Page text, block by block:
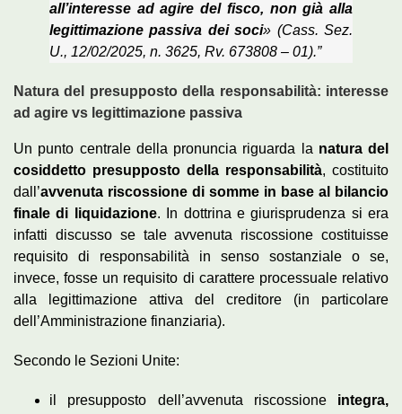
all’interesse ad agire del fisco, non già alla
legittimazione passiva dei soci» (Cass. Sez.
U., 12/02/2025, n. 3625, Rv. 673808 – 01).”
Natura del presupposto della responsabilità: interesse
ad agire vs legittimazione passiva
Un punto centrale della pronuncia riguarda la natura del
cosiddetto presupposto della responsabilità, costituito
dall’avvenuta riscossione di somme in base al bilancio
finale di liquidazione. In dottrina e giurisprudenza si era
infatti discusso se tale avvenuta riscossione costituisse
requisito di responsabilità in senso sostanziale o se,
invece, fosse un requisito di carattere processuale relativo
alla legittimazione attiva del creditore (in particolare
dell’Amministrazione finanziaria).
Secondo le Sezioni Unite:
il presupposto dell’avvenuta riscossione integra,